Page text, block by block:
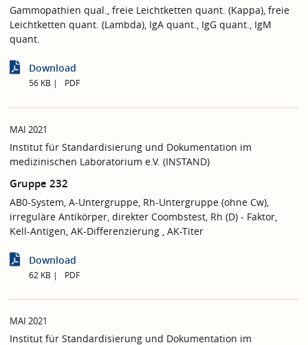
Gammopathien qual., freie Leichtketten quant. (Kappa), freie
Leichtketten quant. (Lambda), IgA quant., IgG quant., IgM
quant.
Download
56 KB PDF
MAI 2021
Institut für Standardisierung und Dokumentation im
medizinischen Laboratorium e.V. (INSTAND)
Gruppe 232
AB0-System, A-Untergruppe, Rh-Untergruppe (ohne Cw),
irreguläre Antikörper, direkter Coombstest, Rh (D) - Faktor,
Kell-Antigen, AK-Differenzierung , AK-Titer
Download
62 KB PDF
MAI 2021
Institut für Standardisierung und Dokumentation im